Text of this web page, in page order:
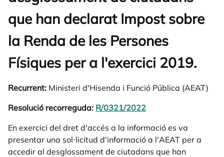
que han declarat Impost sobre
la Renda de les Persones
Físiques per a l'exercici 2019.
Recurrent: Ministeri d'Hisenda i Funció Pública (AEAT)
Resolució recorreguda: R/0321/2022
En exercici del dret d'accés a la informació es va
presentar una sol·licitud d'informació a l'AEAT per a
accedir al desglossament de ciutadans que han